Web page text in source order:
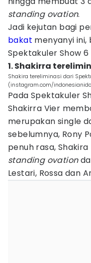
standing ovation.
Jadi kejutan bagi
bakat menyanyi
Spektakuler Show 6
1. Shakirra
Shakira tereliminasi dari
(instagram.com/
Pada Spektakuler
Shakirra Vier
merupakan single
sebelumnya, Rony
penuh rasa,
standing ovation
Lestari, Rossa dan